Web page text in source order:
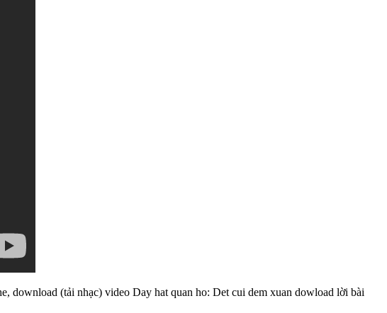
download (tải nhạc) video Day hat quan ho: Det cui dem xuan dowload lời bài